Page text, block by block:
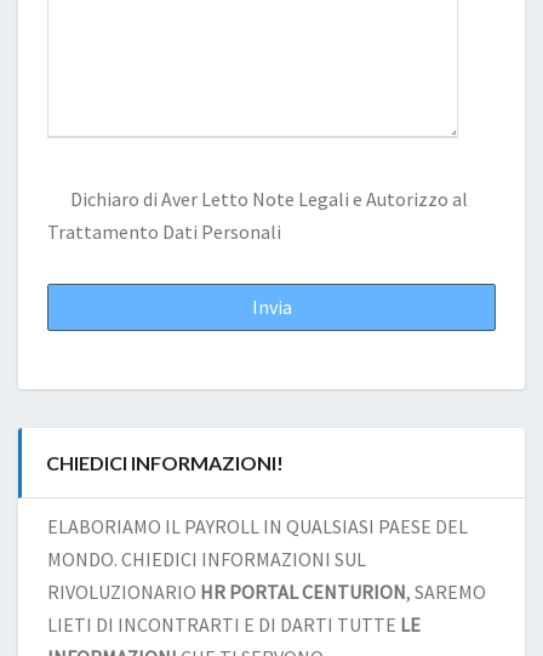
Dichiaro di Aver Letto Note Legali e Autorizzo al
Trattamento Dati Personali
CHIEDICI INFORMAZIONI!
ELABORIAMO IL PAYROLL IN QUALSIASI PAESE DEL
MONDO. CHIEDICI INFORMAZIONI SUL
RIVOLUZIONARIO HR PORTAL CENTURION, SAREMO
LIETI DI INCONTRARTI E DI DARTI TUTTE LE